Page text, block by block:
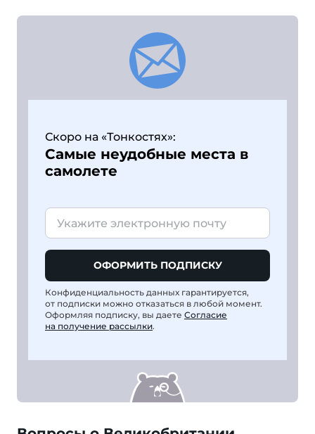
Скоро на «Тонкостях»:
Самые неудобные места в
самолете
ОФОРМИТЬ ПОДПИСКУ
Конфиденциальность данных гарантируется,
от подписки можно отказаться в любой момент.
Оформляя подписку, вы даете Согласие
на получение рассылки.